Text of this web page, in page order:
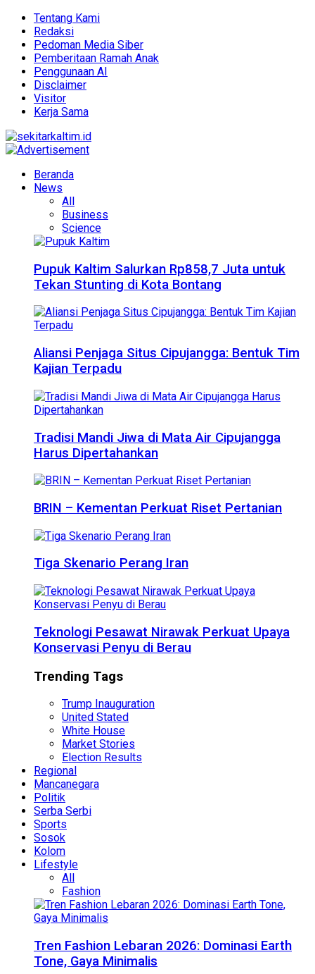
Tentang Kami
Redaksi
Pedoman Media Siber
Pemberitaan Ramah Anak
Penggunaan AI
Disclaimer
Visitor
Kerja Sama
Beranda
News
All
Business
Science
Pupuk Kaltim Salurkan Rp858,7 Juta untuk
Tekan Stunting di Kota Bontang
Aliansi Penjaga Situs Cipujangga: Bentuk Tim
Kajian Terpadu
Tradisi Mandi Jiwa di Mata Air Cipujangga
Harus Dipertahankan
BRIN – Kementan Perkuat Riset Pertanian
Tiga Skenario Perang Iran
Teknologi Pesawat Nirawak Perkuat Upaya
Konservasi Penyu di Berau
Trending Tags
Trump Inauguration
United Stated
White House
Market Stories
Election Results
Regional
Mancanegara
Politik
Serba Serbi
Sports
Sosok
Kolom
Lifestyle
All
Fashion
Tren Fashion Lebaran 2026: Dominasi Earth
Tone, Gaya Minimalis